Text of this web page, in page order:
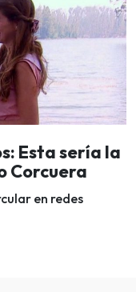
Esta sería la
Corcuera
en redes